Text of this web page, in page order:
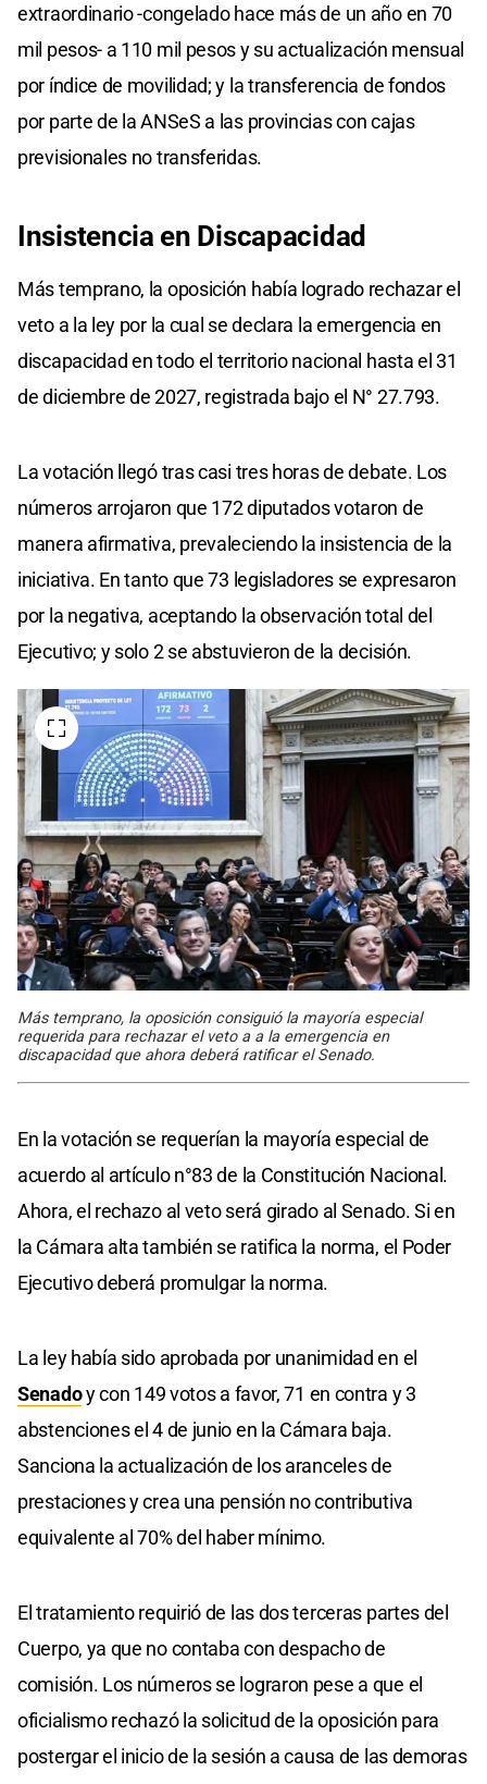
extraordinario -congelado hace más de un año en 70
mil pesos- a 110 mil pesos y su actualización mensual
por índice de movilidad; y la transferencia de fondos
por parte de la ANSeS a las provincias con cajas
previsionales no transferidas.
Insistencia en Discapacidad
Más temprano, la oposición había logrado rechazar el
veto a la ley por la cual se declara la emergencia en
discapacidad en todo el territorio nacional hasta el 31
de diciembre de 2027, registrada bajo el N° 27.793.
La votación llegó tras casi tres horas de debate. Los
números arrojaron que 172 diputados votaron de
manera afirmativa, prevaleciendo la insistencia de la
iniciativa. En tanto que 73 legisladores se expresaron
por la negativa, aceptando la observación total del
Ejecutivo; y solo 2 se abstuvieron de la decisión.
Más temprano, la oposición consiguió la mayoría especial
requerida para rechazar el veto a a la emergencia en
discapacidad que ahora deberá ratificar el Senado.
En la votación se requerían la mayoría especial de
acuerdo al artículo n°83 de la Constitución Nacional.
Ahora, el rechazo al veto será girado al Senado. Si en
la Cámara alta también se ratifica la norma, el Poder
Ejecutivo deberá promulgar la norma.
La ley había sido aprobada por unanimidad en el
Senadoy con 149 votos a favor, 71 en contra y 3
abstenciones el 4 de junio en la Cámara baja.
Sanciona la actualización de los aranceles de
prestaciones y crea una pensión no contributiva
equivalente al 70% del haber mínimo.
El tratamiento requirió de las dos terceras partes del
Cuerpo, ya que no contaba con despacho de
comisión. Los números se lograron pese a que el
oficialismo rechazó la solicitud de la oposición para
postergar el inicio de la sesión a causa de las demoras